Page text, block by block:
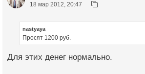
18 мар 2012, 20:47
nastyaya
Просят 1200 руб.
Для этих денег нормально.